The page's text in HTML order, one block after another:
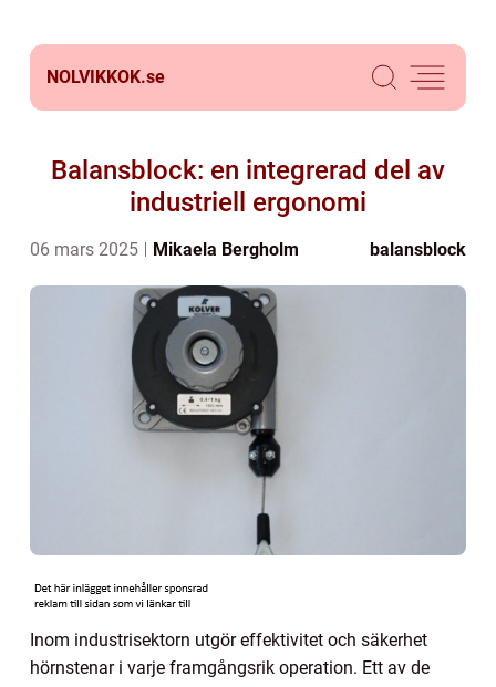
NOLVIKKOK.se
Balansblock: en integrerad del av
industriell ergonomi
06 mars 2025 Mikaela Bergholm balansblock
Inom industrisektorn utgör effektivitet och säkerhet
hörnstenar i varje framgångsrik operation. Ett av de